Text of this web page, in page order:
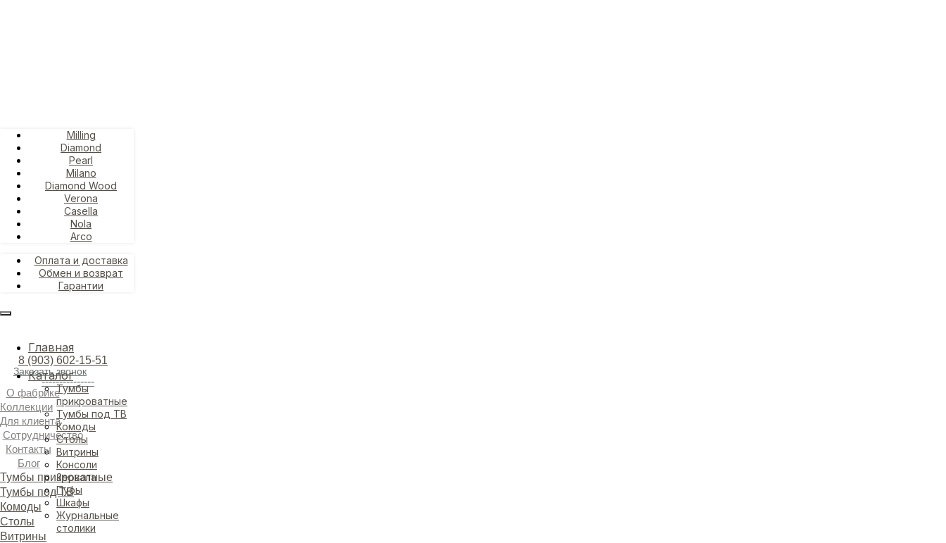
8 (903) 602-15-51
Заказать звонок
---------------
О фабрике
Коллекции
Для клиента
Сотрудничество
Контакты
Блог
Тумбы прикроватные
Тумбы под ТВ
Комоды
Столы
Витрины
Milling
Diamond
Pearl
Milano
Diamond Wood
Verona
Casella
Nola
Arco
Оплата и доставка
Обмен и возврат
Гарантии
Главная
Каталог
Тумбы
прикроватные
Тумбы под ТВ
Комоды
Столы
Витрины
Консоли
Зеркала
Пуфы
Шкафы
Журнальные
столики